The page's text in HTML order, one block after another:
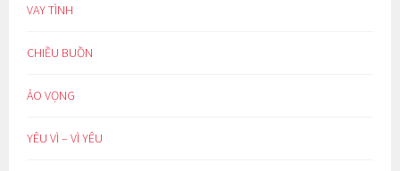
VAY TÌNH
CHIỀU BUỒN
ẢO VỌNG
YÊU VÌ – VÌ YÊU